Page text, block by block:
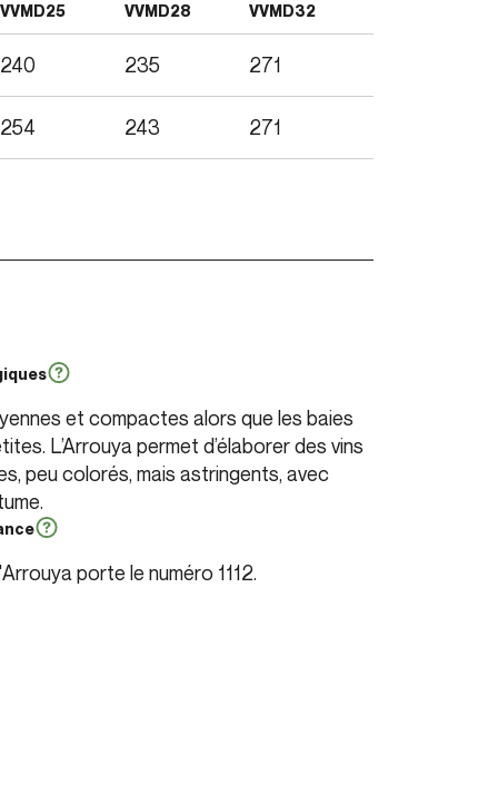
VVMD25 VVMD28 VVMD32
240 235 271
254 243 271
et compactes alors que les baies
L’Arrouya permet d’élaborer des vins
peu colorés, mais astringents, avec
porte le numéro 1112.